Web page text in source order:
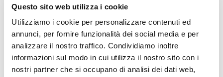
Questo sito web utilizza i cookie
Utilizziamo i cookie per personalizzare contenuti ed
annunci, per fornire funzionalità dei social media e per
analizzare il nostro traffico. Condividiamo inoltre
informazioni sul modo in cui utilizza il nostro sito con i
nostri partner che si occupano di analisi dei dati web,
RISARCIMENTO DANNI – CONDOTTA INADEMPIENTE DEI
SANITARI – Gestione della gravidanza ed omessa diagnosi
IL PAGAMENTO DEL MUTUO DELLA CASA FAMILIARE